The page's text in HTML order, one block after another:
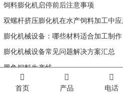
饲料膨化机启停前后注意事项
双螺杆挤压膨化机在水产饲料加工中
膨化机械设备：哪些材料适合加工制作
膨化机械设备常见问题解决方案汇总
黑鱼饲料生产线
首页 产品 电话